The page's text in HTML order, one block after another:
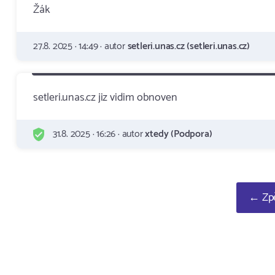
Žák
27.8. 2025 · 14:49 · autorsetleri.unas.cz (setleri.unas.cz)
setleri.unas.cz jiz vidim obnoven
31.8. 2025 · 16:26 · autorxtedy (Podpora)
←